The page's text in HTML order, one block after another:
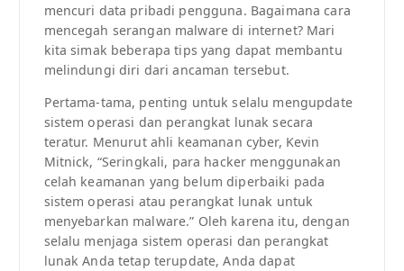
mencuri data pribadi pengguna. Bagaimana cara
mencegah serangan malware di internet? Mari
kita simak beberapa tips yang dapat membantu
melindungi diri dari ancaman tersebut.
Pertama-tama, penting untuk selalu mengupdate
sistem operasi dan perangkat lunak secara
teratur. Menurut ahli keamanan cyber, Kevin
Mitnick, “Seringkali, para hacker menggunakan
celah keamanan yang belum diperbaiki pada
sistem operasi atau perangkat lunak untuk
menyebarkan malware.” Oleh karena itu, dengan
selalu menjaga sistem operasi dan perangkat
lunak Anda tetap terupdate, Anda dapat